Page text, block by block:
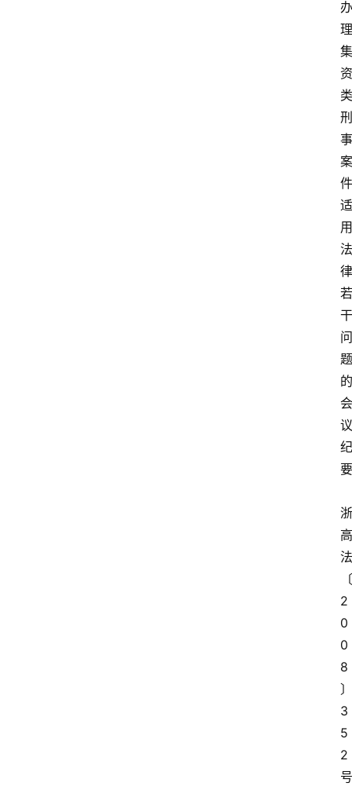
办
理
集
资
类
刑
事
案
件
适
用
法
律
若
干
问
题
的
会
议
纪
要
浙
高
法
〔
2
0
0
8
〕
3
5
2
号